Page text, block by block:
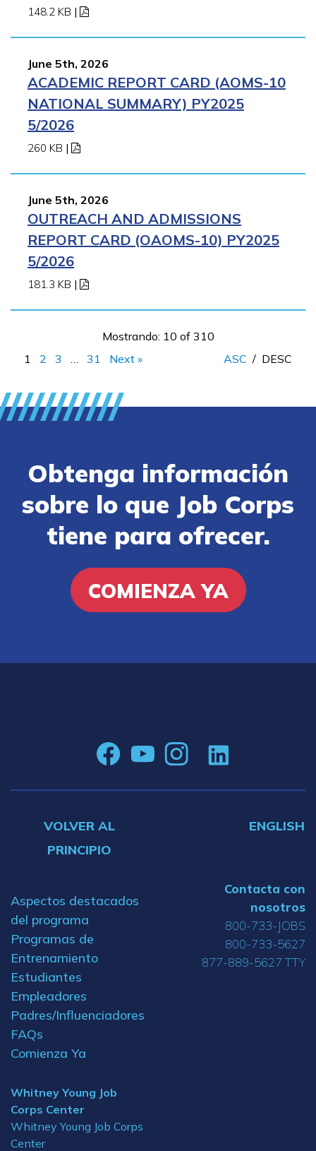
148.2 KB |
June 5th, 2026
ACADEMIC REPORT CARD (AOMS-10
NATIONAL SUMMARY) PY2025
5/2026
260 KB |
June 5th, 2026
OUTREACH AND ADMISSIONS
REPORT CARD (OAOMS-10) PY2025
5/2026
181.3 KB |
Mostrando: 10 of 310
1
2 3 31 Next » ASC / DESC
Obtenga información
sobre lo que Job Corps
tiene para ofrecer.
COMIENZA YA
VOLVER AL
PRINCIPIO
ENGLISH
Aspectos destacados
del programa
Programas de
Entrenamiento
Estudiantes
Empleadores
Padres/Influenciadores
FAQs
Comienza Ya
Whitney Young Job
Corps Center
Whitney Young Job Corps
Center
Contacta con
nosotros
800-733-JOBS
800-733-5627
877-889-5627 TTY